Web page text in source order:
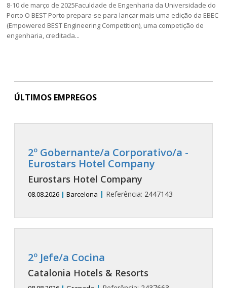
8-10 de março de 2025Faculdade de Engenharia da Universidade do
Porto O BEST Porto prepara-se para lançar mais uma edição da EBEC
(Empowered BEST Engineering Competition), uma competição de
engenharia, creditada...
ÚLTIMOS EMPREGOS
2º Gobernante/a Corporativo/a -
Eurostars Hotel Company
Eurostars Hotel Company
08.08.2026 | Barcelona | Referência: 2447143
2º Jefe/a Cocina
Catalonia Hotels & Resorts